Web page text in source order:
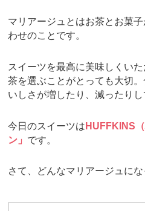
マリアージュとはお茶とお菓
わせのことです。
スイーツを最高に美味しくい
茶を選ぶことがとっても大切
いしさが増したり、減ったりし
今日のスイーツは HUFFKINS
ン」 です。
さて、どんなマリアージュに